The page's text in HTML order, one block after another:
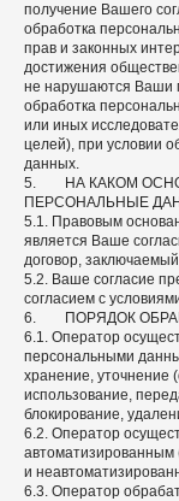
получение Вашего
обработка
прав и законных
достижения
не нарушаются Ваши
обработка
или иных
целей), при условии
данных.
5. НА КАКОМ
ПЕРСОНАЛЬНЫЕ
5.1. Правовым
является Ваше
договор,
5.2. Ваше согласие
согласием с
6. ПОРЯДОК
6.1. Оператор
персональными
хранение, уточнение
использование,
блокирование,
6.2. Оператор
автоматизированным
и
6.3. Оператор